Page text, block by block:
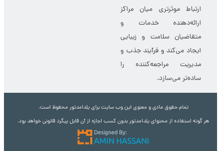
به‌صورت آنلاین مدیریت کنند.
این وب‌سایت با فراهم‌کردن
زیرساخت معرفی خدمات،
دفتر نوبت‌دهی آنلاین و
ابزارهای تبلیغاتی هدفمند،
ارتباط موثرتری میان مراکز
ارائه‌دهنده خدمات و
متقاضیان سلامت و زیبایی
ایجاد می‌کند و فرآیند جذب و
مدیریت مراجعه‌کننده را